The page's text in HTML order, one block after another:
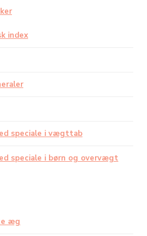
index
speciale i vægttab
speciale i børn og overvægt
æg